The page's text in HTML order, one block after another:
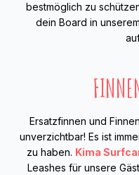
bestmöglich zu
dein Board in
Ersatzfinnen und
unverzichtbar! Es ist
zu haben. Kima
Leashes für unsere